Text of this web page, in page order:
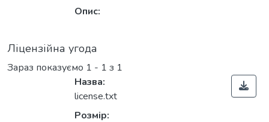
Опис:
Ліцензійна угода
Зараз показуємо 1 - 1 з 1
Назва:
license.txt
Розмір: